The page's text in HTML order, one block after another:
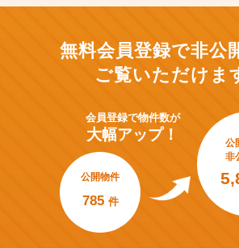
無料会員登録で非公
ご覧いただけま
会員登録で物件数が
大幅アップ！
公開物件
785 件
公
非